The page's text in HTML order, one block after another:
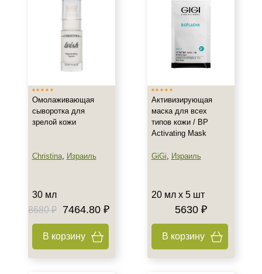
Омолаживающая
сыворотка для
зрелой кожи
Christina, Израиль
30 мл
8680 ₽
7464.80 ₽
В корзину
Активизирующая
маска для всех
типов кожи / BP
Activating Mask
GiGi, Израиль
20 мл х 5 шт
5630 ₽
В корзину